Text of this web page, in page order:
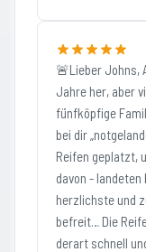
🚨Lieber Johns,
Jahre her, aber
fünfköpfige
bei dir
Reifen geplatzt,
davon -
herzlichste und
befreit… Die
derart schnell